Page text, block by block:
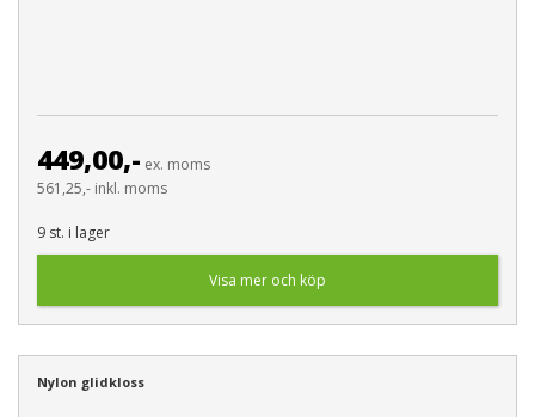
449,00,- ex. moms
561,25,- inkl. moms
9 st. i lager
Visa mer och köp
Nylon glidkloss